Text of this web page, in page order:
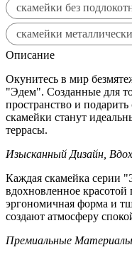
скамейки без
скамейки
Описание
Окунитесь в мир
"Эдем". Созданные для
пространство и
скамейки станут
террасы.
Изысканный Дизайн,
Каждая скамейка серии
вдохновленное
эргономичная форма и
создают атмосферу
Премиальные